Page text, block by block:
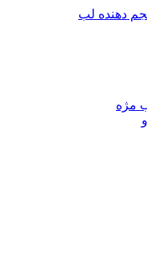
دهنده لب
مژه